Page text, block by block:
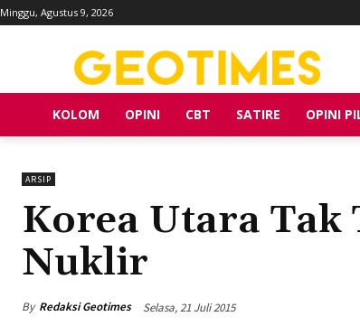
Minggu, Agustus 9, 2026
KOLOM OPINI CBT SATIRE OPINI
ARSIP
Korea Utara
Nuklir
By Redaksi Geotimes Selasa, 21 Juli 2015